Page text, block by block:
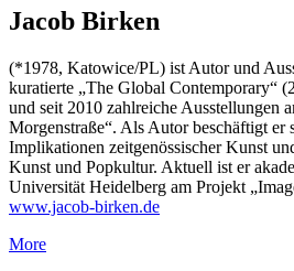
Jacob Birken
(*1978, Katowice/PL) ist Autor und
kuratierte „The Global Contemporary“
und seit 2010 zahlreiche Ausstellungen
Morgenstraße“. Als Autor beschäftigt er
Implikationen zeitgenössischer Kunst
Kunst und Popkultur. Aktuell ist er
Universität Heidelberg am Projekt
www.jacob-birken.de
More